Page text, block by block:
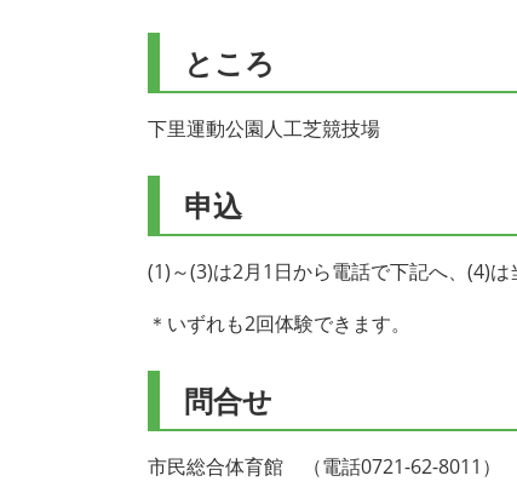
ところ
下里運動公園人工芝競技場
申込
(1)～(3)は2月1日から電話で下記へ、(4)
＊いずれも2回体験できます。
問合せ
市民総合体育館 （電話0721-62-8011）